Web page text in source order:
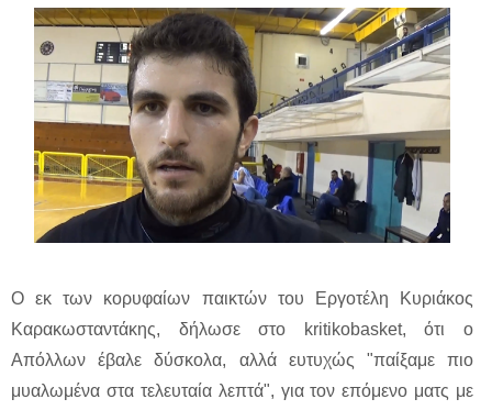
Ο εκ των κορυφαίων παικτών του Εργοτέλη Κυριάκος
Καρακωσταντάκης, δήλωσε στο kritikobasket, ότι ο
Απόλλων έβαλε δύσκολα, αλλά ευτυχώς "παίξαμε πιο
μυαλωμένα στα τελευταία λεπτά", για τον επόμενο ματς με